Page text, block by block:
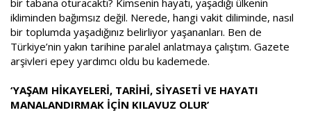
bir tabana oturacaktı? Kimsenin hayatı, yaşadığı ülkenin
ikliminden bağımsız değil. Nerede, hangi vakit diliminde, nasıl
bir toplumda yaşadığınız belirliyor yaşananları. Ben de
Türkiye’nin yakın tarihine paralel anlatmaya çalıştım. Gazete
arşivleri epey yardımcı oldu bu kademede.
‘YAŞAM HİKAYELERİ, TARİHİ, SİYASETİ VE HAYATI
MANALANDIRMAK İÇİN KILAVUZ OLUR’